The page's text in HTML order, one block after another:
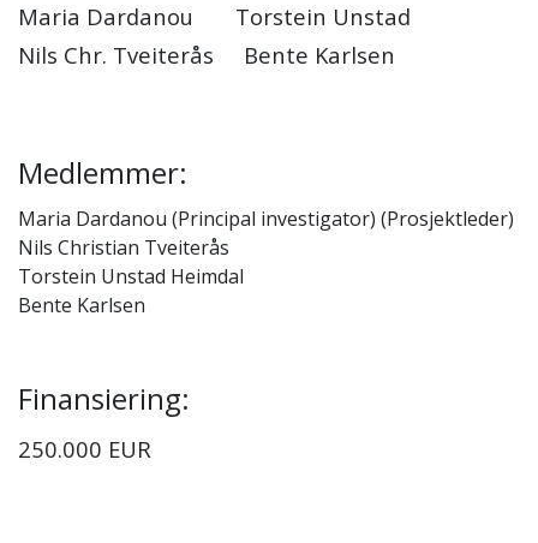
Maria Dardanou Torstein Unstad
Nils Chr. Tveiterås Bente Karlsen
Medlemmer:
Maria Dardanou (Principal investigator) (Prosjektleder)
Nils Christian Tveiterås
Torstein Unstad Heimdal
Bente Karlsen
Finansiering:
250.000 EUR